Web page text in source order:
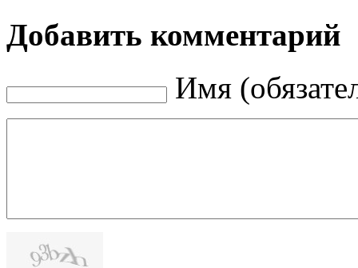
Добавить комментарий
Имя